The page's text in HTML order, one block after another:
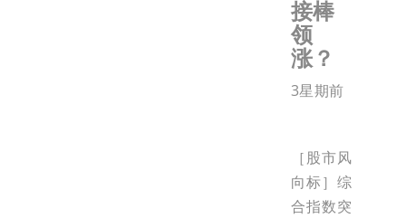
接棒
领
涨？
3星期前
［股市风
向标］综
合指数突